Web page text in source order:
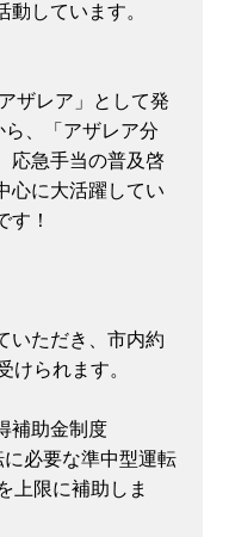
しています。
ザレア」として発
、「アザレア分
応急手当の普及啓
心に大活躍してい
す！
いただき、市内約
けられます。
補助金制度
必要な準中型運転
上限に補助しま